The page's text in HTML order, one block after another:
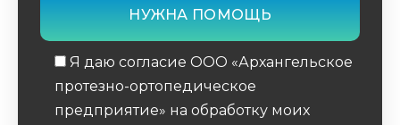
Я даю согласие ООО «Архангельское
протезно-ортопедическое
предприятие» на обработку моих